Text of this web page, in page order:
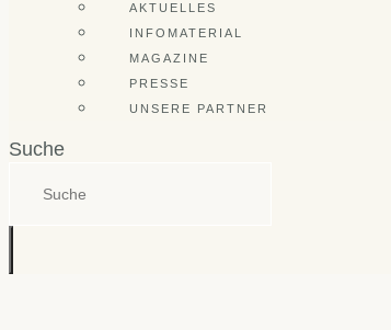
AKTUELLES
INFOMATERIAL
MAGAZINE
PRESSE
UNSERE PARTNER
Suche